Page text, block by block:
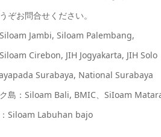
ぞお問合せください。
Siloam Jambi, Siloam Palembang,
Cirebon, JIH Jogyakarta, JIH Solo
Surabaya, National Surabaya
ク島：Siloam Bali, BMIC、SiIoam
：Siloam Labuhan bajo